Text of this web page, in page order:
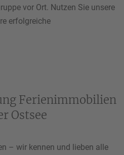
vor Ort. Nutzen Sie unsere
erfolgreiche
Ferienimmobilien
Ostsee
– wir kennen und lieben alle